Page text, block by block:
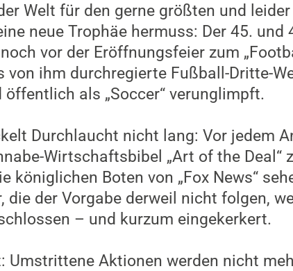
Welt für den gerne größten und leider
neue Trophäe hermuss: Der 45. und
vor der Eröffnungsfeier zum
von ihm durchregierte Fußball-Dritte-
öffentlich als „Soccer“ verunglimpft.
Durchlaucht nicht lang: Vor jedem
Wirtschaftsbibel „Art of the Deal“
königlichen Boten von „Fox News“
die der Vorgabe derweil nicht folgen,
– und kurzum eingekerkert.
Umstrittene Aktionen werden nicht